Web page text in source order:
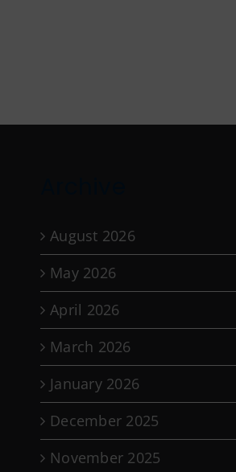
August 2026
May 2026
April 2026
March 2026
January 2026
December 2025
November 2025